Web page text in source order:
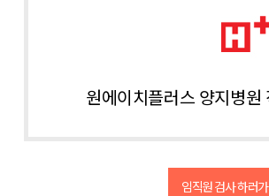
원에이치플러스 양지병
임직원 검사 하러